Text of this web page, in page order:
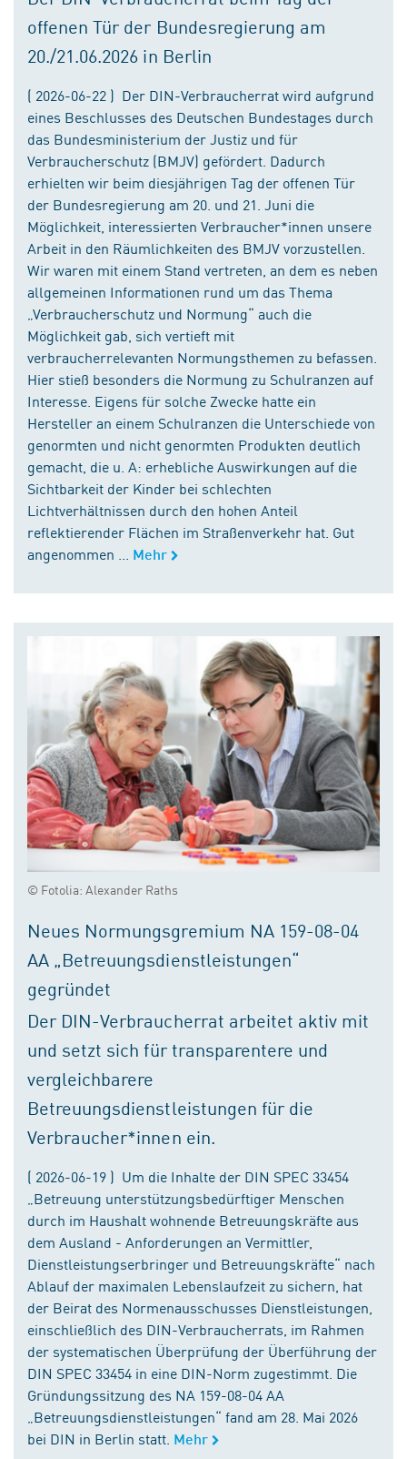
offenen Tür der Bundesregierung am
20./21.06.2026 in Berlin
( 2026-06-22 ) Der DIN-Verbraucherrat wird aufgrund
eines Beschlusses des Deutschen Bundestages durch
das Bundesministerium der Justiz und für
Verbraucherschutz (BMJV) gefördert. Dadurch
erhielten wir beim diesjährigen Tag der offenen Tür
der Bundesregierung am 20. und 21. Juni die
Möglichkeit, interessierten Verbraucher*innen unsere
Arbeit in den Räumlichkeiten des BMJV vorzustellen.
Wir waren mit einem Stand vertreten, an dem es neben
allgemeinen Informationen rund um das Thema
„Verbraucherschutz und Normung“ auch die
Möglichkeit gab, sich vertieft mit
verbraucherrelevanten Normungsthemen zu befassen.
Hier stieß besonders die Normung zu Schulranzen auf
Interesse. Eigens für solche Zwecke hatte ein
Hersteller an einem Schulranzen die Unterschiede von
genormten und nicht genormten Produkten deutlich
gemacht, die u. A: erhebliche Auswirkungen auf die
Sichtbarkeit der Kinder bei schlechten
Lichtverhältnissen durch den hohen Anteil
reflektierender Flächen im Straßenverkehr hat. Gut
angenommen ...
Mehr
© Fotolia: Alexander Raths
Neues Normungsgremium NA 159-08-04
AA „Betreuungsdienstleistungen“
gegründet
Der DIN-Verbraucherrat arbeitet aktiv mit
und setzt sich für transparentere und
vergleichbarere
Betreuungsdienstleistungen für die
Verbraucher*innen ein.
( 2026-06-19 ) Um die Inhalte der DIN SPEC 33454
„Betreuung unterstützungsbedürftiger Menschen
durch im Haushalt wohnende Betreuungskräfte aus
dem Ausland - Anforderungen an Vermittler,
Dienstleistungserbringer und Betreuungskräfte“ nach
Ablauf der maximalen Lebenslaufzeit zu sichern, hat
der Beirat des Normenausschusses Dienstleistungen,
einschließlich des DIN-Verbraucherrats, im Rahmen
der systematischen Überprüfung der Überführung der
DIN SPEC 33454 in eine DIN-Norm zugestimmt. Die
Gründungssitzung des NA 159-08-04 AA
„Betreuungsdienstleistungen“ fand am 28. Mai 2026
bei DIN in Berlin statt. Mehr